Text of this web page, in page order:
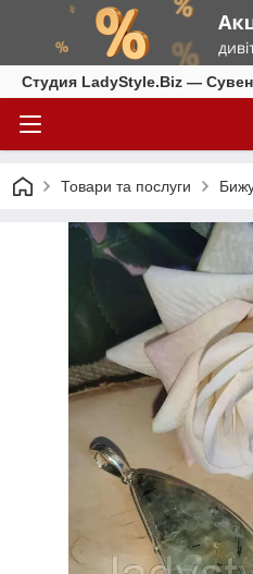
Студия LadyStyle.Biz —
Товари та послуги